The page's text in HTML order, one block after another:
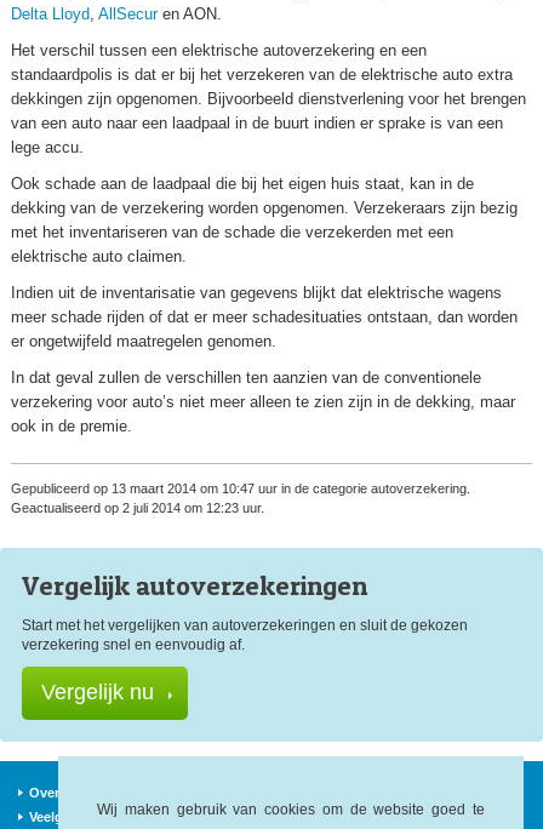
Wij maken gebruik van cookies om de website goed te
Delta Lloyd, AllSecuren AON.
Het verschil tussen een elektrische autoverzekering en een
standaardpolis is dat er bij het verzekeren van de elektrische auto extra
dekkingen zijn opgenomen. Bijvoorbeeld dienstverlening voor het brengen
van een auto naar een laadpaal in de buurt indien er sprake is van een
lege accu.
Ook schade aan de laadpaal die bij het eigen huis staat, kan in de
dekking van de verzekering worden opgenomen. Verzekeraars zijn bezig
met het inventariseren van de schade die verzekerden met een
elektrische auto claimen.
Indien uit de inventarisatie van gegevens blijkt dat elektrische wagens
meer schade rijden of dat er meer schadesituaties ontstaan, dan worden
er ongetwijfeld maatregelen genomen.
In dat geval zullen de verschillen ten aanzien van de conventionele
verzekering voor auto’s niet meer alleen te zien zijn in de dekking, maar
ook in de premie.
Gepubliceerd op 13 maart 2014 om 10:47 uur in de categorie autoverzekering.
Geactualiseerd op 2 juli 2014 om 12:23 uur.
Vergelijk autoverzekeringen
Start met het vergelijken van autoverzekeringen en sluit de gekozen
verzekering snel en eenvoudig af.
Vergelijk nu
Over ons
Veelgestelde vragen
Begrippen Sitemap